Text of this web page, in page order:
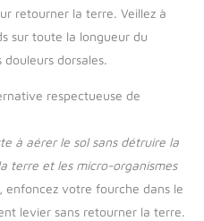
retourner la terre. Veillez à
sur toute la longueur du
dorsales.
respectueuse de
à aérer le sol sans détruire la
terre et les micro-organismes
enfoncez votre fourche dans le
levier sans retourner la terre.